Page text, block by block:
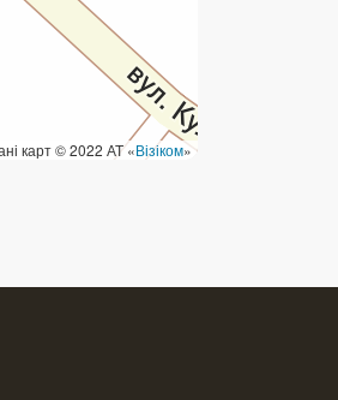
карт © 2022 АТ «Візіком»